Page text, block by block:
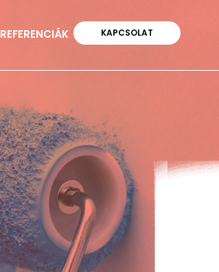
REFERENCIÁK KAPCSOLAT